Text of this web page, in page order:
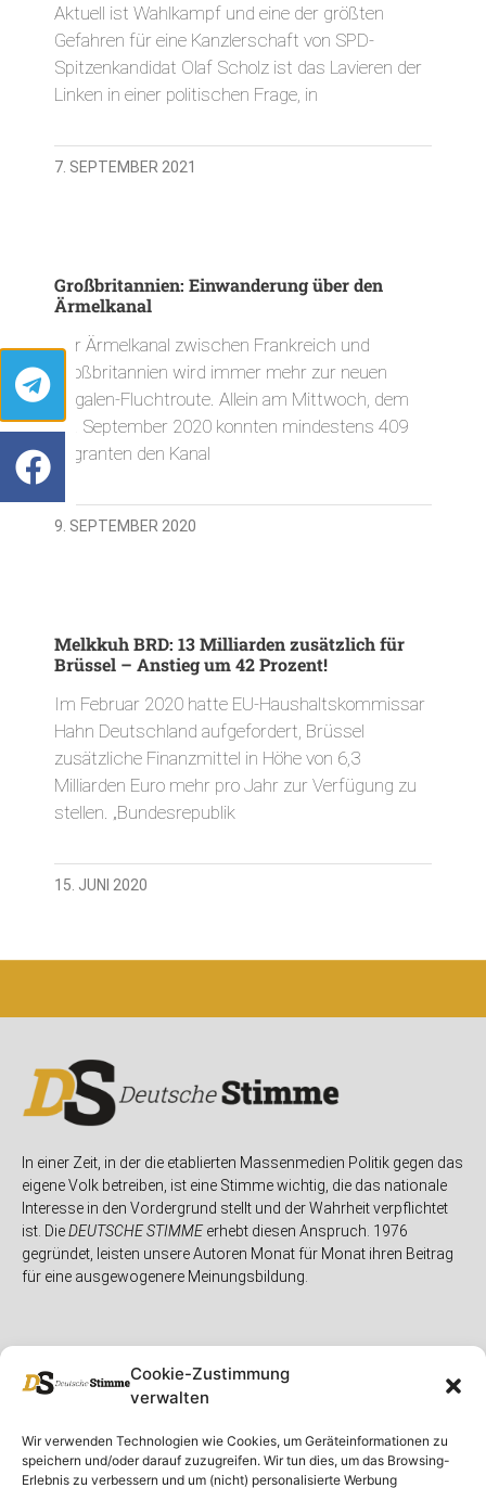
Cookie-Zustimmung
verwalten
Wir verwenden Technologien wie Cookies, um Geräteinformationen zu
speichern und/oder darauf zuzugreifen. Wir tun dies, um das Browsing-
Erlebnis zu verbessern und um (nicht) personalisierte Werbung
Aktuell ist Wahlkampf und eine der größten
Gefahren für eine Kanzlerschaft von SPD-
Spitzenkandidat Olaf Scholz ist das Lavieren der
Linken in einer politischen Frage, in
7. SEPTEMBER 2021
Großbritannien: Einwanderung über den
Ärmelkanal
Der Ärmelkanal zwischen Frankreich und
Großbritannien wird immer mehr zur neuen
Illegalen-Fluchtroute. Allein am Mittwoch, dem
02. September 2020 konnten mindestens 409
Migranten den Kanal
9. SEPTEMBER 2020
Melkkuh BRD: 13 Milliarden zusätzlich für
Brüssel – Anstieg um 42 Prozent!
Im Februar 2020 hatte EU-Haushaltskommissar
Hahn Deutschland aufgefordert, Brüssel
zusätzliche Finanzmittel in Höhe von 6,3
Milliarden Euro mehr pro Jahr zur Verfügung zu
stellen. „Bundesrepublik
15. JUNI 2020
In einer Zeit, in der die etablierten Massenmedien Politik gegen das
eigene Volk betreiben, ist eine Stimme wichtig, die das nationale
Interesse in den Vordergrund stellt und der Wahrheit verpflichtet
ist. DieDEUTSCHE STIMMEerhebt diesen Anspruch. 1976
gegründet, leisten unsere Autoren Monat für Monat ihren Beitrag
für eine ausgewogenere Meinungsbildung.
Unser Magazin
Spenden
Rubriken
Deutschland
Rechtliches
Rechtliche Hinweise